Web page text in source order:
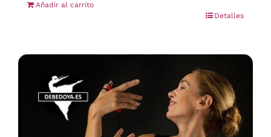
Añadir al carrito
Detalles